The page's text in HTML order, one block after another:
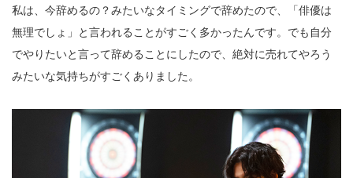
私は、今辞めるの？みたいなタイミングで辞めたので、「俳優は
無理でしょ」と言われることがすごく多かったんです。でも自分
でやりたいと言って辞めることにしたので、絶対に売れてやろう
みたいな気持ちがすごくありました。